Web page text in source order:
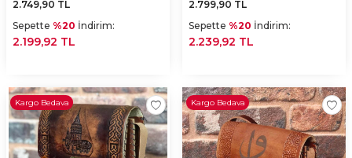
2.749,90 TL
Sepette %20 İndirim:
2.199,92 TL
2.799,90 TL
Sepette %20 İndirim:
2.239,92 TL
Kargo Bedava Kargo Bedava